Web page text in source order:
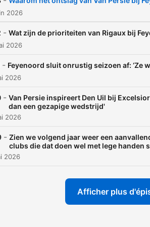
2026
- Wat zijn de prioriteiten van Rigaux bij
2026
- Feyenoord sluit onrustig seizoen af: ‘Ze
2026
- Van Persie inspireert Den Uil bij
dan een gezapige wedstrijd'
2026
- Zien we volgend jaar weer een
clubs die dat doen wel met lege handen
2026
Afficher plus